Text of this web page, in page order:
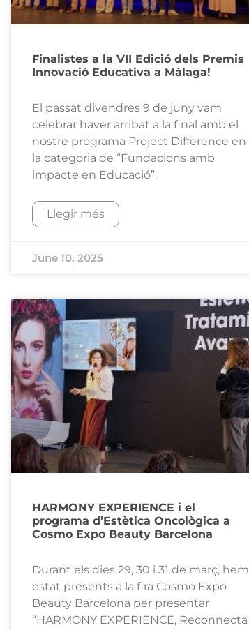
Finalistes a la VII Edició dels Premis
Innovació Educativa a Màlaga!
El passat divendres 9 de juny vam
celebrar haver arribat a la final amb el
nostre programa Project Difference en
la categoria de “Fundacions amb
impacte en Educació”.
Llegir més
June 10, 2025
HARMONY EXPERIENCE i el
programa d’Estètica Oncològica a
Cosmo Expo Beauty Barcelona
Durant els dies 29, 30 i 31 de març, hem
estat presents a la fira Cosmo Expo
Beauty Barcelona per presentar
“HARMONY EXPERIENCE, Reconnecta